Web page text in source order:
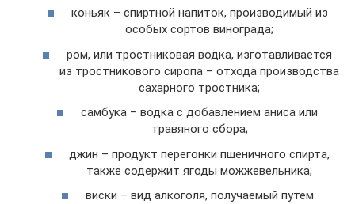
коньяк – спиртной напиток, производимый из
особых сортов винограда;
ром, или тростниковая водка, изготавливается
из тростникового сиропа – отхода производства
сахарного тростника;
самбука – водка с добавлением аниса или
травяного сбора;
джин – продукт перегонки пшеничного спирта,
также содержит ягоды можжевельника;
виски – вид алкоголя, получаемый путем